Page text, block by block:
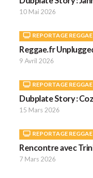
10 Mai 2026
REPORTAGE
Reggae.fr
9 Avril 2026
REPORTAGE
Dubplate Story :
15 Mars 2026
REPORTAGE
Rencontre avec
7 Mars 2026